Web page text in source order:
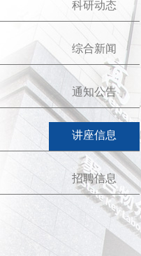
科研动态
综合新闻
通知公告
讲座信息
招聘信息